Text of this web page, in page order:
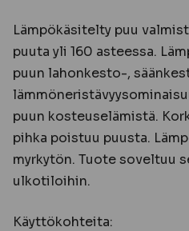
Lämpökäsitelty puu
puuta yli 160 asteessa.
puun lahonkesto-,
puun kosteuselämistä.
pihka poistuu puusta.
myrkytön. Tuote soveltuu
ulkotiloihin.
Käyttökohteita: